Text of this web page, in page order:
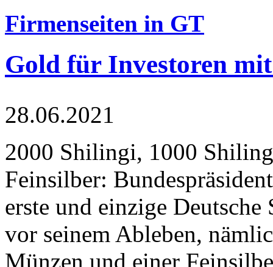
Firmenseiten in GT
Gold für Investoren
28.06.2021
2000 Shilingi, 1000
Feinsilber:
erste und einzige Deutsche
vor seinem Ableben,
Münzen und einer